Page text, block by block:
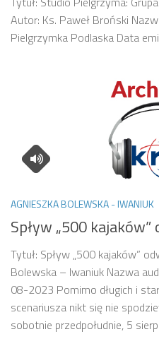
Autor: Ks. Paweł Broński
Pielgrzymka Podlaska Data
AGNIESZKA BOLEWSKA - IWANIUK
Spływ „500 kajaków”
Tytuł: Spływ „500 kajaków”
Bolewska – Iwaniuk Nazwa
08-2023 Pomimo długich i
scenariusza nikt się nie
sobotnie przedpołudnie, 5